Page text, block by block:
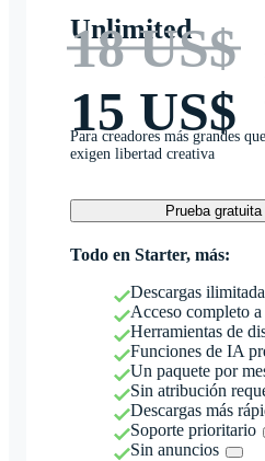
Unlimited
18 US$
15 US$
Para creadores más grandes
exigen libertad creativa
Prueba
Todo en Starter, más:
Descargas
Acceso completo
Herramientas de
Funciones de IA
Un paquete por
Sin atribución
Descargas más
Soporte prioritario
Sin anuncios